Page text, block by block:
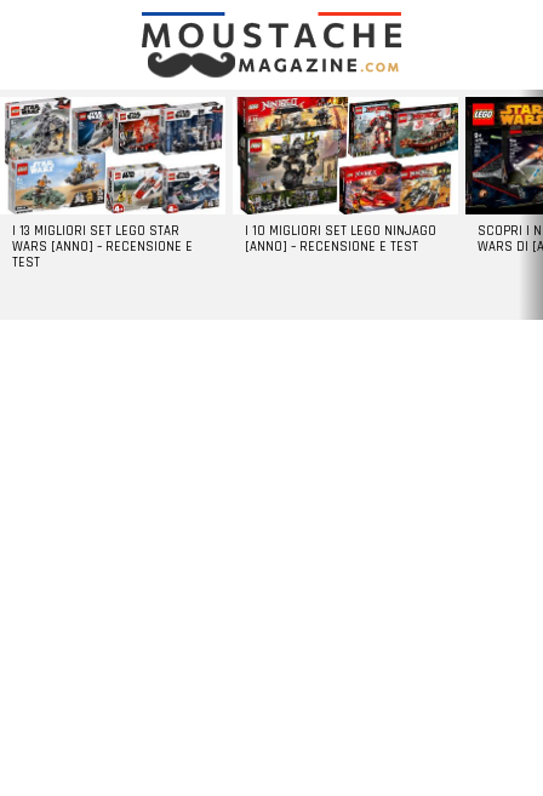
LATEST
STORIES
I 13 MIGLIORI SET LEGO STAR
WARS [ANNO] – RECENSIONE E
TEST
I 10 MIGLIORI SET LEGO NINJAGO
[ANNO] – RECENSIONE E TEST
SCOPRI I
WARS DI